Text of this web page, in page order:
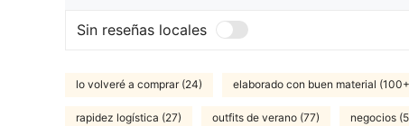
Sin reseñas locales
lo volveré a comprar (24) elaborado con buen material
rapidez logística (27) outfits de verano (77) negocios